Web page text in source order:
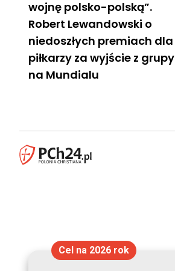
wojnę polsko-polską”.
Robert Lewandowski o
niedoszłych premiach dla
piłkarzy za wyjście z grupy
na Mundialu
Cel na 2026 rok